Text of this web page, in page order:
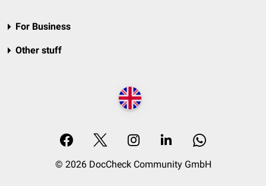
For Business
Other stuff
© 2026 DocCheck Community GmbH